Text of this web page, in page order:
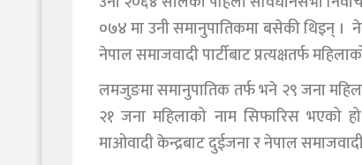
०७४ मा उनी समानुपातिकमा बसेकी थिइन् ।
नेपाल समाजवादी पार्टीबाट प्रत्यक्षतर्फ
लमजुङमा समानुपातिक तर्फ भने २९ जना
२१ जना महिलाको नाम सिफारिस भएको
माओवादी केन्द्रबाट दुईजना र नेपाल